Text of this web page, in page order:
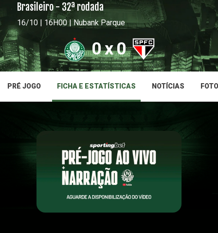
Brasileiro - 32ª rodada
16/10 | 16H00 | Nubank Parque
0x0
PRÉ JOGO FICHA E ESTATÍSTICAS NOTÍCIAS